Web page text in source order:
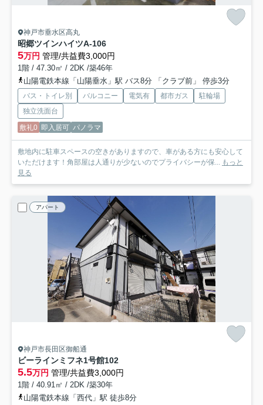
神戸市垂水区高丸
昭郷ツインハイツA-106
5万円 管理/共益費3,000円
1階 / 47.30㎡ / 2DK /築46年
山陽電鉄本線「山陽垂水」駅 バス8分 「クラブ前」 停歩3分
バス・トイレ別 バルコニー 電気有 都市ガス
駐輪場
独立洗面台
敷礼0 即入居可 パノラマ
敷地内に駐車スペースの空きがありますので、車がある方にも安心して
いただけます！角部屋は人通りが少ないのでプライバシーが保...
もっと
見る
アパート
神戸市長田区御船通
ビーラインミフネ1号館102
5.5万円 管理/共益費3,000円
1階 / 40.91㎡ / 2DK /築30年
山陽電鉄本線「西代」駅 徒歩8分